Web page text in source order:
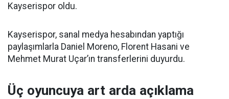
Kayserispor oldu.
Kayserispor, sanal medya hesabından yaptığı
paylaşımlarla Daniel Moreno, Florent Hasani ve
Mehmet Murat Uçar’ın transferlerini duyurdu.
Üç oyuncuya art arda açıklama